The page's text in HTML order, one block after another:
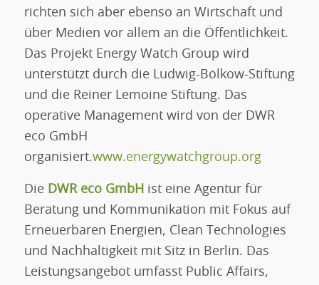
richten sich aber ebenso an Wirtschaft und
über Medien vor allem an die Öffentlichkeit.
Das Projekt Energy Watch Group wird
unterstützt durch die Ludwig-Bölkow-Stiftung
und die Reiner Lemoine Stiftung. Das
operative Management wird von der DWR
eco GmbH
organisiert.www.energywatchgroup.org
Die DWR eco GmbH ist eine Agentur für
Beratung und Kommunikation mit Fokus auf
Erneuerbaren Energien, Clean Technologies
und Nachhaltigkeit mit Sitz in Berlin. Das
Leistungsangebot umfasst Public Affairs,